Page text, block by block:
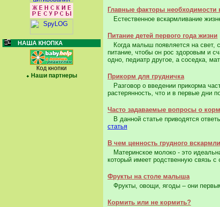
НАША КНОПКА
Код кнопки
Наши партнеры
Главные факторы
Естественное вскармливание
Питание детей первого года жизни
Когда малыш появляется на свет,
питание, чтобы он рос здоровым и
одно, педиатр другое, а соседка,
Прикорм для грудничка
Разговор о введении прикорма
растерянность, что и в первые дни
Часто задаваемые вопросы о
В данной статье приводятся
статья
В чем ценность грудного
Материнское молоко - это
который имеет родственную связь
Фрукты на столе малыша
Фрукты, овощи, ягоды – они
Кормить или не кормить?